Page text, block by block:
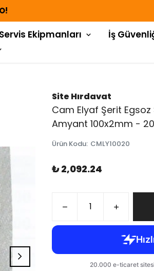
Ekipmanları
İş
Site Hırdavat
Cam Elyaf Şerit Egsoz
Amyant 100x2mm -
Ürün Kodu: CMLY10020
₺ 2,092.24